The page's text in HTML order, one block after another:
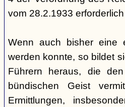
vom 28.2.1933
Wenn auch bisher eine
werden konnte, so bildet
Führern heraus, die
bündischen Geist
Ermittlungen,